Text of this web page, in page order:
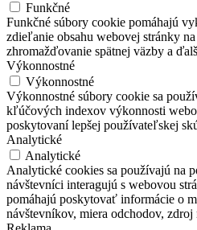
Funkčné
Funkčné súbory cookie pomáhajú
zdieľanie obsahu webovej stránky
zhromažďovanie spätnej väzby a
Výkonnostné
Výkonnostné
Výkonnostné súbory cookie sa
kľúčových indexov výkonnosti
poskytovaní lepšej používateľskej
Analytické
Analytické
Analytické cookies sa používajú na
návštevníci interagujú s webovou
pomáhajú poskytovať informácie o
návštevníkov, miera odchodov, zdroj